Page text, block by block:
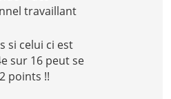
travaillant
si celui ci est
sur 16 peut se
points !!